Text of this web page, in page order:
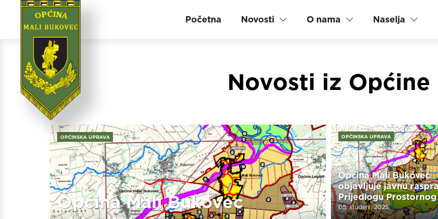
Početna Novosti O nama Naselja
Novosti iz Općine
OPĆINSKA UPRAVA
Općina Mali Bukovec
OPĆINSKA UPRAVA
Općina Mali Bukovec
objavljuje javnu
Prijedlogu Prostornog
plana uređenja
05. studeni. 2025.